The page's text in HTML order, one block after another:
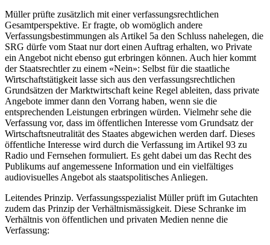
Müller prüfte zusätzlich mit einer verfassungsrechtlichen
Gesamtperspektive. Er fragte, ob womöglich andere
Verfassungsbestimmungen als Artikel 5a den Schluss nahelegen, die
SRG dürfe vom Staat nur dort einen Auftrag erhalten, wo Private
ein Angebot nicht ebenso gut erbringen können. Auch hier kommt
der Staatsrechtler zu einem «Nein»: Selbst für die staatliche
Wirtschaftstätigkeit lasse sich aus den verfassungsrechtlichen
Grundsätzen der Marktwirtschaft keine Regel ableiten, dass private
Angebote immer dann den Vorrang haben, wenn sie die
entsprechenden Leistungen erbringen würden. Vielmehr sehe die
Verfassung vor, dass im öffentlichen Interesse vom Grundsatz der
Wirtschaftsneutralität des Staates abgewichen werden darf. Dieses
öffentliche Interesse wird durch die Verfassung im Artikel 93 zu
Radio und Fernsehen formuliert. Es geht dabei um das Recht des
Publikums auf angemessene Information und ein vielfältiges
audiovisuelles Angebot als staatspolitisches Anliegen.
Leitendes Prinzip. Verfassungsspezialist Müller prüft im Gutachten
zudem das Prinzip der Verhältnismässigkeit. Diese Schranke im
Verhältnis von öffentlichen und privaten Medien nenne die
Verfassung: